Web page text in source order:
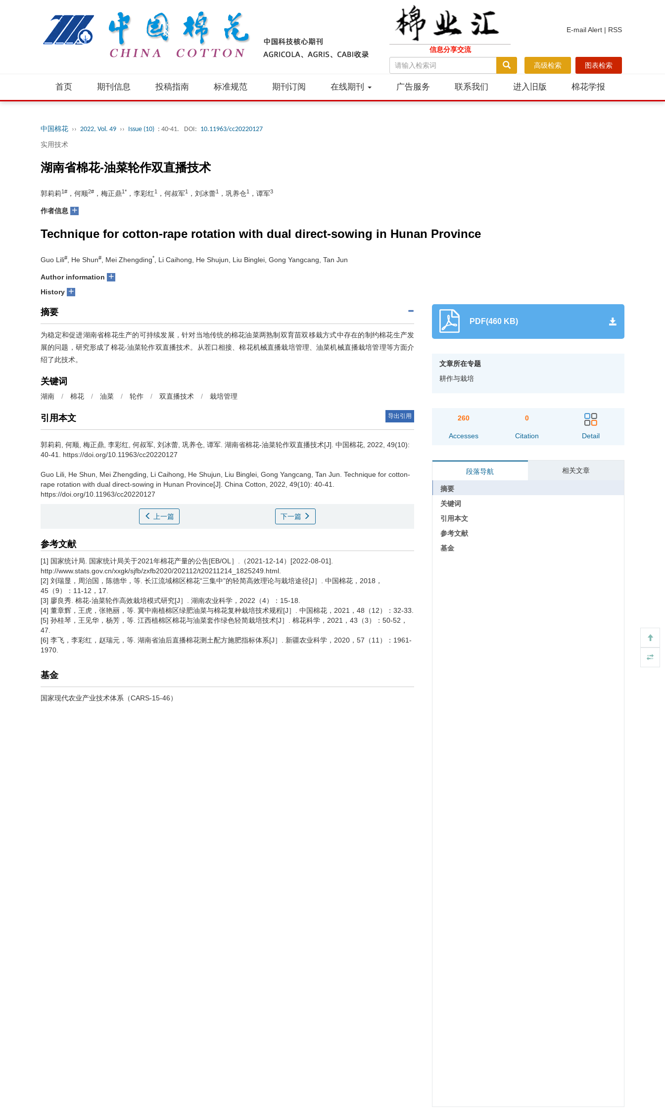
信息分享交流
E-mail Alert | RSS
图表检索
高级检索
首页 期刊信息 投稿指南 标准规范 期刊订阅 在线期刊 广告服务 联系我们 进入旧版 棉花学报
中国棉花 ›› 2022, Vol. 49 ›› Issue (10) : 40-41. DOI: 10.11963/cc20220127
实用技术
湖南省棉花-油菜轮作双直播技术
郭莉莉1# ，何顺2# ，梅正鼎1* ，李彩红1 ，何叔军1 ，刘冰蕾1 ，巩养仓1 ，谭军3
作者信息 +
Technique for cotton-rape rotation with dual direct-sowing in Hunan Province
Guo Lili# , He Shun# , Mei Zhengding* , Li Caihong, He Shujun, Liu Binglei, Gong Yangcang, Tan Jun
Author information +
History +
摘要
为稳定和促进湖南省棉花生产的可持续发展，针对当地传统的棉花油菜两熟制双育苗双移栽方式中存在的制约棉花生产发
展的问题，研究形成了棉花-油菜轮作双直播技术。从茬口相接、棉花机械直播栽培管理、油菜机械直播栽培管理等方面介
绍了此技术。
关键词
湖南 / 棉花 / 油菜 / 轮作 / 双直播技术 / 栽培管理
引用本文 导出引用
郭莉莉, 何顺, 梅正鼎, 李彩红, 何叔军, 刘冰蕾, 巩养仓, 谭军. 湖南省棉花-油菜轮作双直播技术[J]. 中国棉花, 2022, 49(10):
40-41. https://doi.org/10.11963/cc20220127
Guo Lili, He Shun, Mei Zhengding, Li Caihong, He Shujun, Liu Binglei, Gong Yangcang, Tan Jun. Technique for cotton-
rape rotation with dual direct-sowing in Hunan Province[J]. China Cotton, 2022, 49(10): 40-41.
https://doi.org/10.11963/cc20220127
上一篇 下一篇
参考文献
[1] 国家统计局. 国家统计局关于2021年棉花产量的公告[EB/OL］.（2021-12-14）[2022-08-01].
http://www.stats.gov.cn/xxgk/sjfb/zxfb2020/202112/t20211214_1825249.html.
[2] 刘瑞显，周治国，陈德华，等. 长江流域棉区棉花“三集中”的轻简高效理论与栽培途径[J］. 中国棉花，2018，
45（9）：11-12，17.
[3] 廖良秀. 棉花-油菜轮作高效栽培模式研究[J］. 湖南农业科学，2022（4）：15-18.
[4] 董章辉，王虎，张艳丽，等. 冀中南植棉区绿肥油菜与棉花复种栽培技术规程[J］. 中国棉花，2021，48（12）：32-33.
[5] 孙桂琴，王见华，杨芳，等. 江西植棉区棉花与油菜套作绿色轻简栽培技术[J］. 棉花科学，2021，43（3）：50-52，
47.
[6] 李飞，李彩红，赵瑞元，等. 湖南省油后直播棉花测土配方施肥指标体系[J］. 新疆农业科学，2020，57（11）：1961-
1970.
基金
国家现代农业产业技术体系（CARS-15-46）
PDF(460 KB)
文章所在专题
耕作与栽培
260
Accesses
0
Citation Detail
段落导航 相关文章
摘要
关键词
引用本文
参考文献
基金